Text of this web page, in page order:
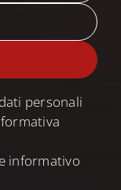
personali
informativo